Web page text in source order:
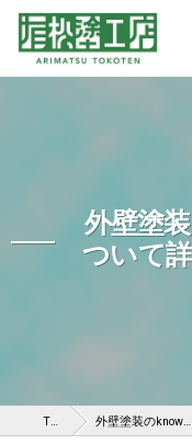
外壁塗
ついて
TOP 外壁塗装のknow-how